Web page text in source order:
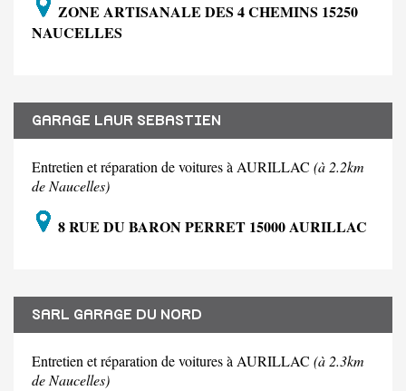
ZONE ARTISANALE DES 4 CHEMINS 15250
NAUCELLES
GARAGE LAUR SEBASTIEN
Entretien et réparation de voitures à AURILLAC (à 2.2km
de Naucelles)
8 RUE DU BARON PERRET 15000 AURILLAC
SARL GARAGE DU NORD
Entretien et réparation de voitures à AURILLAC (à 2.3km
de Naucelles)